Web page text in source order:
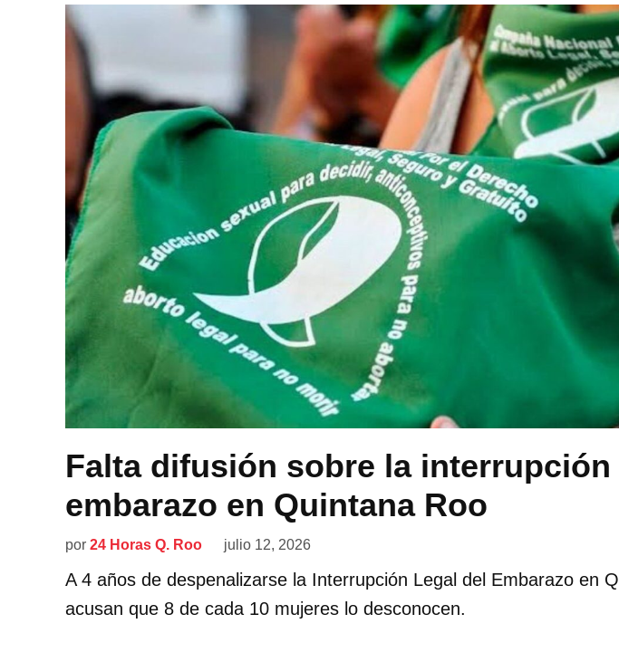
Falta difusión sobre la interrupción
embarazo en Quintana Roo
por 24 Horas Q. Roo julio 12, 2026
A 4 años de despenalizarse la Interrupción Legal del Embarazo en
acusan que 8 de cada 10 mujeres lo desconocen.